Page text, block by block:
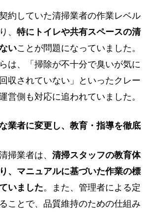
約していた清掃業者の作業レベル
、 特にトイレや共有スペースの清
いことが問題になっていました。
は、「掃除が不十分で臭いが気に
収されていない」といったクレー
営側も対応に追われていました。
業者に変更し、教育・指導を徹底
掃業者は、 清掃スタッフの教育体
、マニュアルに基づいた作業の標
いました。また、管理者による定
ことで、品質維持のための仕組み